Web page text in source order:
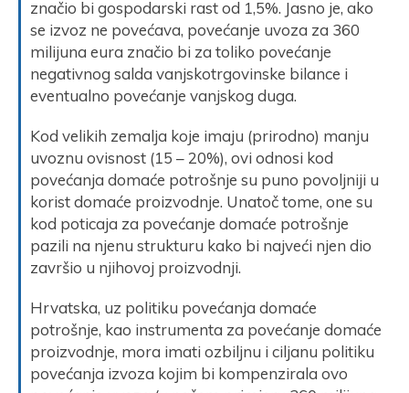
značio bi gospodarski rast od 1,5%. Jasno je, ako
se izvoz ne povećava, povećanje uvoza za 360
milijuna eura značio bi za toliko povećanje
negativnog salda vanjskotrgovinske bilance i
eventualno povećanje vanjskog duga.
Kod velikih zemalja koje imaju (prirodno) manju
uvoznu ovisnost (15 – 20%), ovi odnosi kod
povećanja domaće potrošnje su puno povoljniji u
korist domaće proizvodnje. Unatoč tome, one su
kod poticaja za povećanje domaće potrošnje
pazili na njenu strukturu kako bi najveći njen dio
završio u njihovoj proizvodnji.
Hrvatska, uz politiku povećanja domaće
potrošnje, kao instrumenta za povećanje domaće
proizvodnje, mora imati ozbiljnu i ciljanu politiku
povećanja izvoza kojim bi kompenzirala ovo